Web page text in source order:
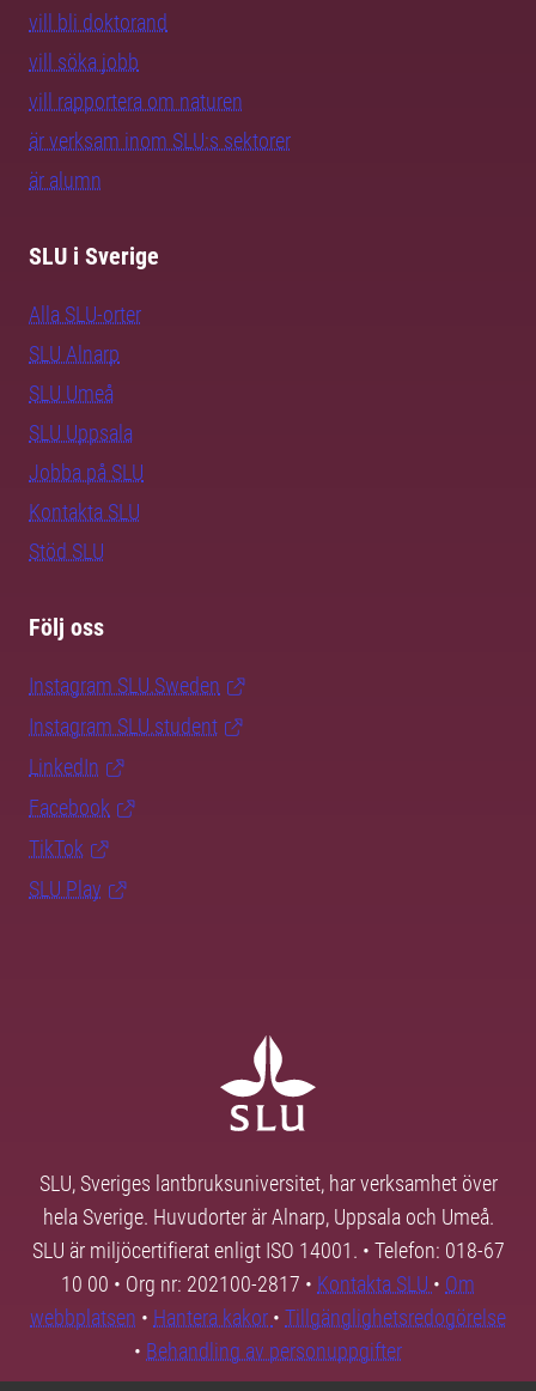
vill bli doktorand
vill söka jobb
vill rapportera om naturen
är verksam inom SLU:s sektorer
är alumn
SLU i Sverige
Alla SLU-orter
SLU Alnarp
SLU Umeå
SLU Uppsala
Jobba på SLU
Kontakta SLU
Stöd SLU
Följ oss
Instagram SLU.Sweden
Instagram SLU.student
LinkedIn
Facebook
TikTok
SLU Play
SLU, Sveriges lantbruksuniversitet, har verksamhet över
hela Sverige. Huvudorter är Alnarp, Uppsala och Umeå.
SLU är miljöcertifierat enligt ISO 14001. • Telefon: 018-67
10 00 • Org nr: 202100-2817 • Kontakta SLU • Om
webbplatsen • Hantera kakor • Tillgänglighetsredogörelse
• Behandling av personuppgifter